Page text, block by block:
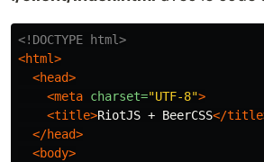
<!DOCTYPE html>
<html>
<head>
<meta charset="UTF-8">
<title>RiotJS + BeerCSS</
</head>
<body>